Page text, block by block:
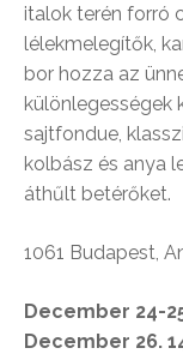
italok terén forró
lélekmelegítők,
bor hozza az
különlegességek
sajtfondue,
kolbász és anya
áthűlt betérőket.
1061 Budapest,
December 24-
December 26.